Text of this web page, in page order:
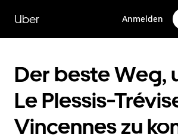
zum
Hauptinhalt
Uber Anmelden
Der beste Weg,
Le Plessis-
Vincennes zu